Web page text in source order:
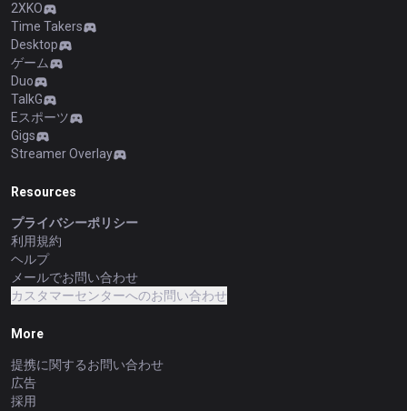
2XKO
Time Takers
Desktop
ゲーム
Duo
TalkG
Eスポーツ
Gigs
Streamer Overlay
Resources
プライバシーポリシー
利用規約
ヘルプ
メールでお問い合わせ
カスタマーセンターへのお問い合わせ
More
提携に関するお問い合わせ
広告
採用